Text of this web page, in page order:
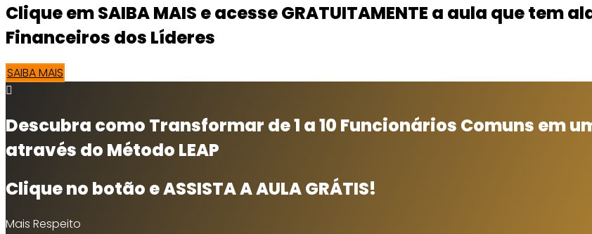
Clique em SAIBA MAIS e acesse GRATUITAMENTE a aula que tem
Financeiros dos Líderes
SAIBA MAIS
Descubra como Transformar de 1 a 10 Funcionários Comuns em
através do Método LEAP
Clique no botão e ASSISTA A AULA GRÁTIS!
Mais Respeito